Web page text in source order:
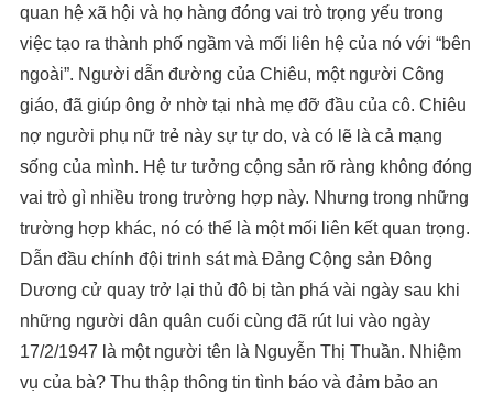
quan hệ xã hội và họ hàng đóng vai trò trọng yếu trong
việc tạo ra thành phố ngầm và mối liên hệ của nó với “bên
ngoài”. Người dẫn đường của Chiêu, một người Công
giáo, đã giúp ông ở nhờ tại nhà mẹ đỡ đầu của cô. Chiêu
nợ người phụ nữ trẻ này sự tự do, và có lẽ là cả mạng
sống của mình. Hệ tư tưởng cộng sản rõ ràng không đóng
vai trò gì nhiều trong trường hợp này. Nhưng trong những
trường hợp khác, nó có thể là một mối liên kết quan trọng.
Dẫn đầu chính đội trinh sát mà Đảng Cộng sản Đông
Dương cử quay trở lại thủ đô bị tàn phá vài ngày sau khi
những người dân quân cuối cùng đã rút lui vào ngày
17/2/1947 là một người tên là Nguyễn Thị Thuần. Nhiệm
vụ của bà? Thu thập thông tin tình báo và đảm bảo an